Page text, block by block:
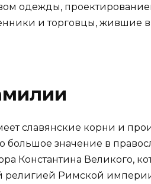
одежды,
и торговцы, жившие в
славянские корни и
большое значение в
Константина Великого,
религией Римской